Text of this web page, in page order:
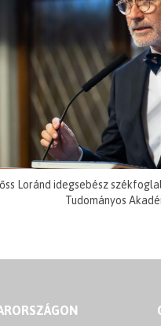
Loránd idegsebész
Tudományos